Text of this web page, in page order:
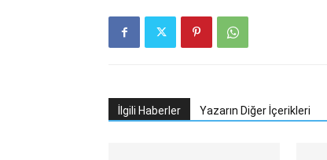
İlgili Haberler Yazarın Diğer İçerikleri